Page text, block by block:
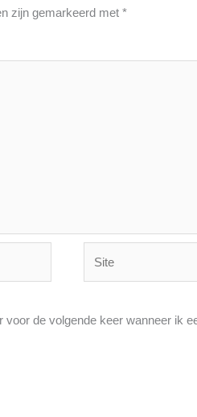
zijn gemarkeerd met*
de volgende keer wanneer ik